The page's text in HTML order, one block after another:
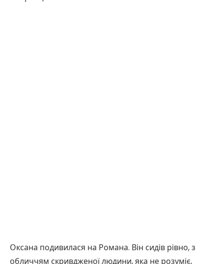
Оксана подивилася на Романа. Він сидів рівно, з
обличчям скривдженої людини, яка не розуміє,